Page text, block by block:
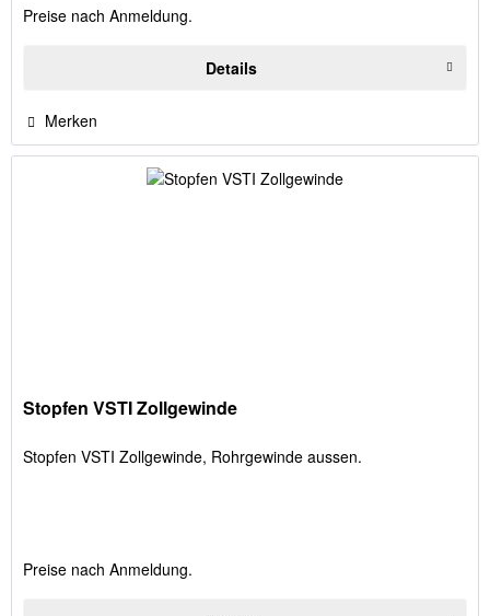
Preise nach Anmeldung.
Details
Merken
Stopfen VSTI Zollgewinde
Stopfen VSTI Zollgewinde, Rohrgewinde aussen.
Preise nach Anmeldung.